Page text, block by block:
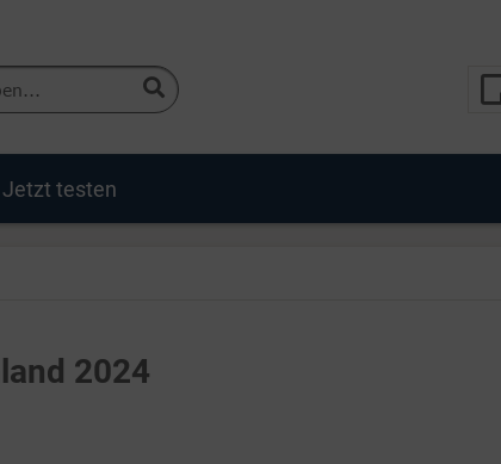
Jetzt testen
2024